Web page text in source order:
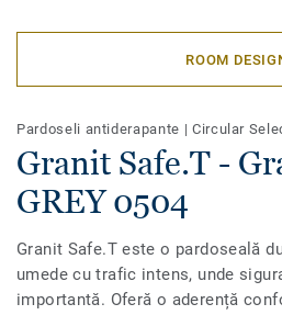
ROOM
Pardoseli antiderapante | Circular
Granit Safe.T -
GREY 0504
Granit Safe.T este o pardoseală
umede cu trafic intens, unde
importantă. Oferă o aderență